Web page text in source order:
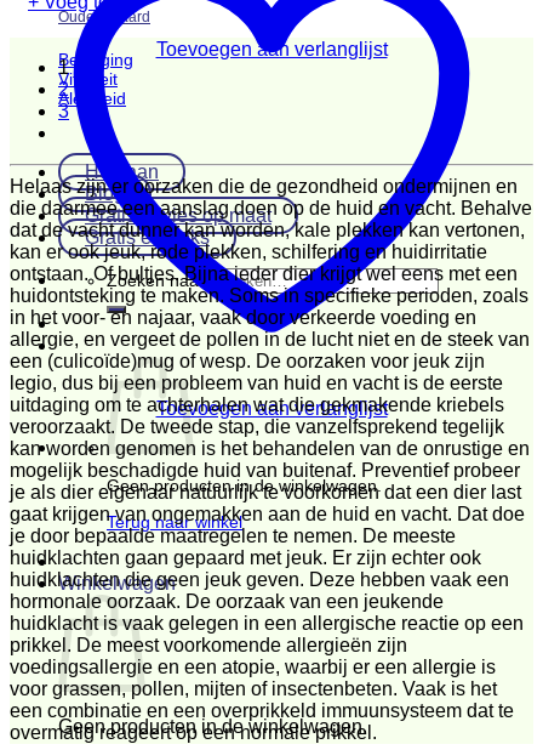
Oudere paard
Beweging
Vitaliteit
Alertheid
Humaan
Blog
Gratis advies op maat
Gratis e-books
Zoeken naar:
Geen producten in de winkelwagen.
Terug naar winkel
Winkelwagen
Geen producten in de winkelwagen.
Toevoegen aan verlanglijst
Toevoegen aan verlanglijst
1
2
3
Helaas zijn er oorzaken die de gezondheid ondermijnen en
die daarmee een aanslag doen op de huid en vacht. Behalve
dat de vacht dunner kan worden, kale plekken kan vertonen,
kan er ook jeuk, rode plekken, schilfering en huidirritatie
ontstaan. Of bultjes. Bijna ieder dier krijgt wel eens met een
huidontsteking te maken. Soms in specifieke perioden, zoals
in het voor- en najaar, vaak door verkeerde voeding en
allergie, en vergeet de pollen in de lucht niet en de steek van
een (culicoïde)mug of wesp. De oorzaken voor jeuk zijn
legio, dus bij een probleem van huid en vacht is de eerste
uitdaging om te achterhalen wat die gekmakende kriebels
veroorzaakt. De tweede stap, die vanzelfsprekend tegelijk
kan worden genomen is het behandelen van de onrustige en
mogelijk beschadigde huid van buitenaf. Preventief probeer
je als dier eigenaar natuurlijk te voorkomen dat een dier last
gaat krijgen van ongemakken aan de huid en vacht. Dat doe
je door bepaalde maatregelen te nemen. De meeste
huidklachten gaan gepaard met jeuk. Er zijn echter ook
huidklachten die geen jeuk geven. Deze hebben vaak een
hormonale oorzaak. De oorzaak van een jeukende
huidklacht is vaak gelegen in een allergische reactie op een
prikkel. De meest voorkomende allergieën zijn
voedingsallergie en een atopie, waarbij er een allergie is
voor grassen, pollen, mijten of insectenbeten. Vaak is het
een combinatie en een overprikkeld immuunsysteem dat te
overmatig reageert op een normale prikkel.